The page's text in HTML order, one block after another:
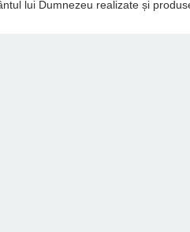
lui Dumnezeu realizate și